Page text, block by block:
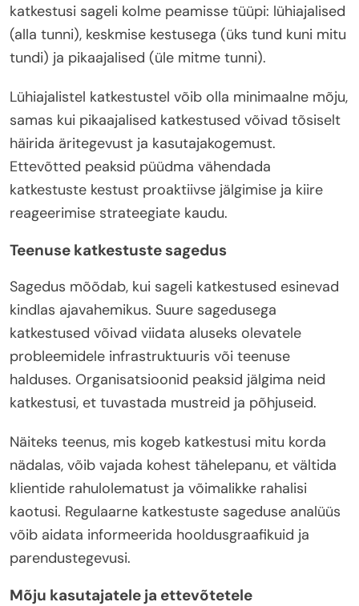
katkestusi sageli kolme peamisse tüüpi: lühiajalised
(alla tunni), keskmise kestusega (üks tund kuni mitu
tundi) ja pikaajalised (üle mitme tunni).
Lühiajalistel katkestustel võib olla minimaalne mõju,
samas kui pikaajalised katkestused võivad tõsiselt
häirida äritegevust ja kasutajakogemust.
Ettevõtted peaksid püüdma vähendada
katkestuste kestust proaktiivse jälgimise ja kiire
reageerimise strateegiate kaudu.
Teenuse katkestuste sagedus
Sagedus mõõdab, kui sageli katkestused esinevad
kindlas ajavahemikus. Suure sagedusega
katkestused võivad viidata aluseks olevatele
probleemidele infrastruktuuris või teenuse
halduses. Organisatsioonid peaksid jälgima neid
katkestusi, et tuvastada mustreid ja põhjuseid.
Näiteks teenus, mis kogeb katkestusi mitu korda
nädalas, võib vajada kohest tähelepanu, et vältida
klientide rahulolematust ja võimalikke rahalisi
kaotusi. Regulaarne katkestuste sageduse analüüs
võib aidata informeerida hooldusgraafikuid ja
parendustegevusi.
Mõju kasutajatele ja ettevõtetele